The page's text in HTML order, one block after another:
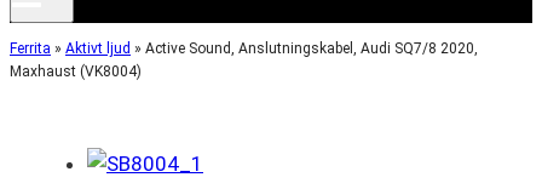
Ferrita » Aktivt ljud » Active Sound, Anslutningskabel, Audi SQ7/8 2020,
Maxhaust (VK8004)